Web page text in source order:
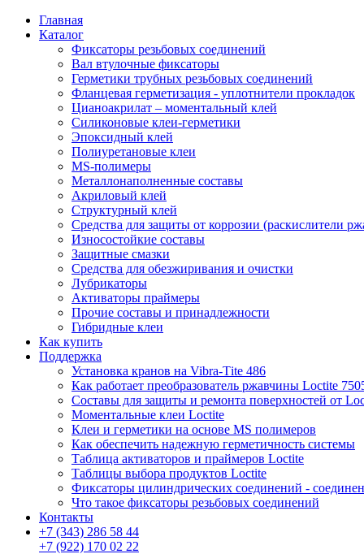
Главная
Каталог
Фиксаторы резьбовых соединений
Вал втулочные фиксаторы
Герметики трубных резьбовых соединений
Фланцевая герметизация - уплотнители прокладок
Цианоакрилат – моментальный клей
Силиконовые клеи-герметики
Эпоксидный клей
Полиуретановые клеи
MS-полимеры
Металлонаполненные составы
Акриловый клей
Структурный клей
Средства для защиты от коррозии (раскислители
Износостойкие составы
Защитные смазки
Средства для обезжиривания и очистки
Лубрикаторы
Активаторы праймеры
Прочие составы и принадлежности
Гибридные клеи
Как купить
Поддержка
Установка кранов на Vibra-Тite 486
Как работает преобразователь ржавчины Loctite
Составы для защиты и ремонта поверхностей от
Моментальные клеи Loctite
Клеи и герметики на основе MS полимеров
Как обеспечить надежную герметичность системы
Таблица активаторов и праймеров Loctite
Таблицы выбора продуктов Loctite
Фиксаторы цилиндрических соединений -
Что такое фиксаторы резьбовых соединений
Контакты
+7 (343) 286 58 44
+7 (922) 170 02 22